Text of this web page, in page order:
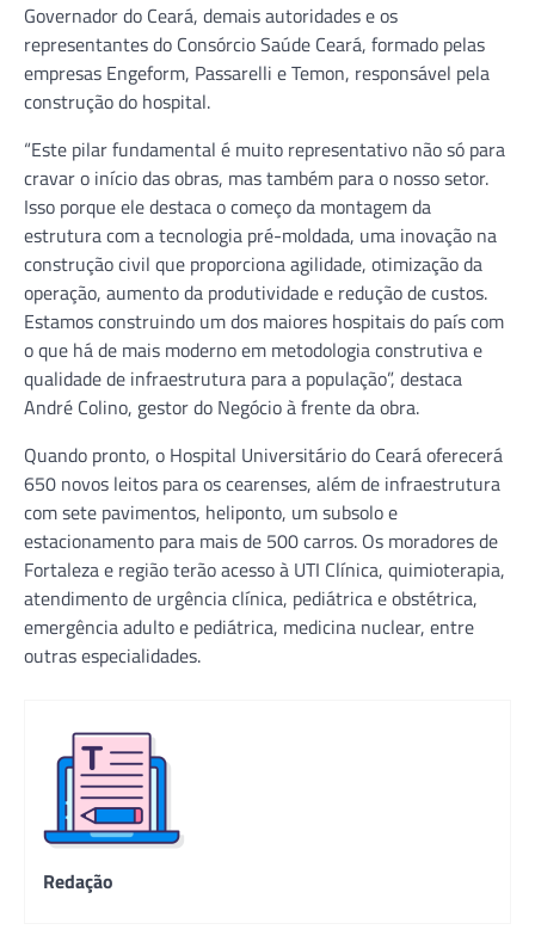
Governador do Ceará, demais autoridades e os
representantes do Consórcio Saúde Ceará, formado pelas
empresas Engeform, Passarelli e Temon, responsável pela
construção do hospital.
“Este pilar fundamental é muito representativo não só para
cravar o início das obras, mas também para o nosso setor.
Isso porque ele destaca o começo da montagem da
estrutura com a tecnologia pré-moldada, uma inovação na
construção civil que proporciona agilidade, otimização da
operação, aumento da produtividade e redução de custos.
Estamos construindo um dos maiores hospitais do país com
o que há de mais moderno em metodologia construtiva e
qualidade de infraestrutura para a população”, destaca
André Colino, gestor do Negócio à frente da obra.
Quando pronto, o Hospital Universitário do Ceará oferecerá
650 novos leitos para os cearenses, além de infraestrutura
com sete pavimentos, heliponto, um subsolo e
estacionamento para mais de 500 carros. Os moradores de
Fortaleza e região terão acesso à UTI Clínica, quimioterapia,
atendimento de urgência clínica, pediátrica e obstétrica,
emergência adulto e pediátrica, medicina nuclear, entre
outras especialidades.
Redação